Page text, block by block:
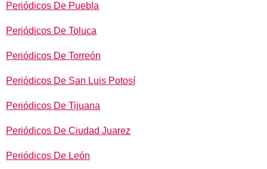
Periódicos De Puebla
Periódicos De Toluca
Periódicos De Torreón
Periódicos De San Luis Potosí
Periódicos De Tijuana
Periódicos De Ciudad Juarez
Periódicos De León